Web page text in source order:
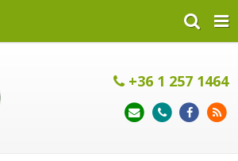
+36 1 257 1464